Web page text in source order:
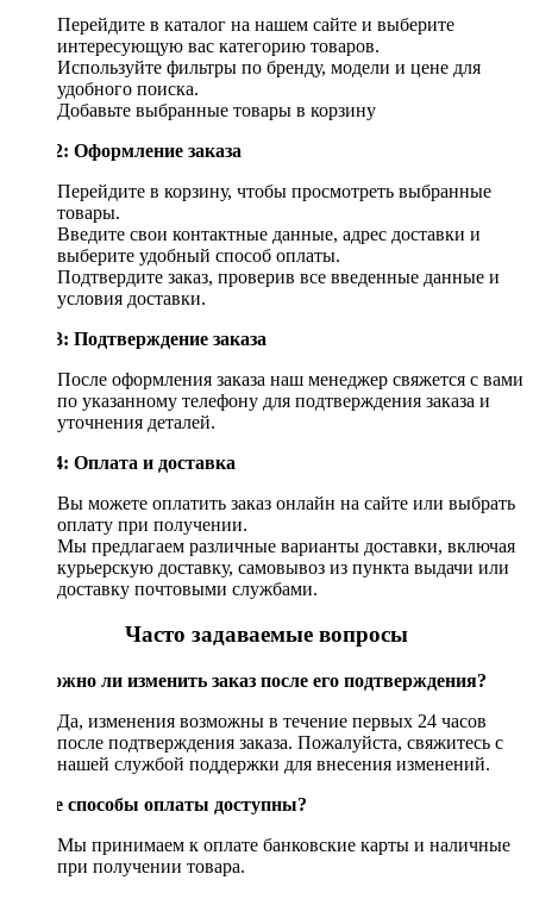
Перейдите в каталог на нашем сайте и выберите
интересующую вас категорию товаров.
Используйте фильтры по бренду, модели и цене для
удобного поиска.
Добавьте выбранные товары в корзину
Шаг 2: Оформление заказа
Перейдите в корзину, чтобы просмотреть выбранные
товары.
Введите свои контактные данные, адрес доставки и
выберите удобный способ оплаты.
Подтвердите заказ, проверив все введенные данные и
условия доставки.
Шаг 3: Подтверждение заказа
После оформления заказа наш менеджер свяжется с вами
по указанному телефону для подтверждения заказа и
уточнения деталей.
Шаг 4: Оплата и доставка
Вы можете оплатить заказ онлайн на сайте или выбрать
оплату при получении.
Мы предлагаем различные варианты доставки, включая
курьерскую доставку, самовывоз из пункта выдачи или
доставку почтовыми службами.
Часто задаваемые вопросы
Возможно ли изменить заказ после его подтверждения?
Да, изменения возможны в течение первых 24 часов
после подтверждения заказа. Пожалуйста, свяжитесь с
нашей службой поддержки для внесения изменений.
Какие способы оплаты доступны?
Мы принимаем к оплате банковские карты и наличные
при получении товара.